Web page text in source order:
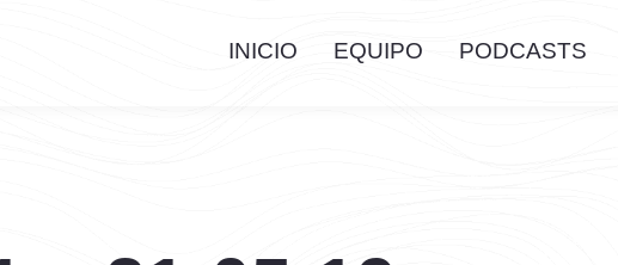
INICIO EQUIPO PODCASTS